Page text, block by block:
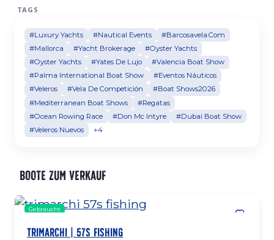
TAGS
#Luxury Yachts #Nautical Events
#Barcosavela.Com
#Mallorca
#Yacht Brokerage
#Oyster Yachts
#Oyster Yachts
#Yates De Lujo
#Valencia Boat Show
#Palma International Boat Show
#Eventos Náuticos
#Veleros
#Vela De Competición
#Boat Shows2026
#Mediterranean Boat Shows
#Regatas
#Ocean Rowing Race
#Don Mc Intyre
#Dubai Boat Show
#Veleros Nuevos
+4
Boote zum Verkauf
Gebraucht
TRIMARCHI | 57S FISHING